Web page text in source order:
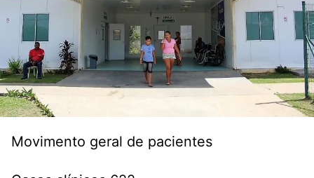
Movimento geral de pacientes